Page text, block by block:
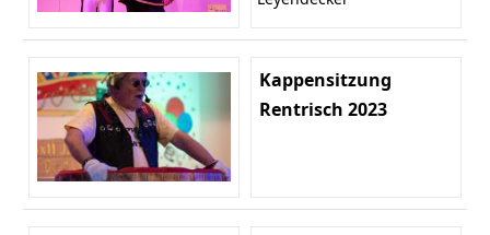
Kappensitzung
Rentrisch 2023